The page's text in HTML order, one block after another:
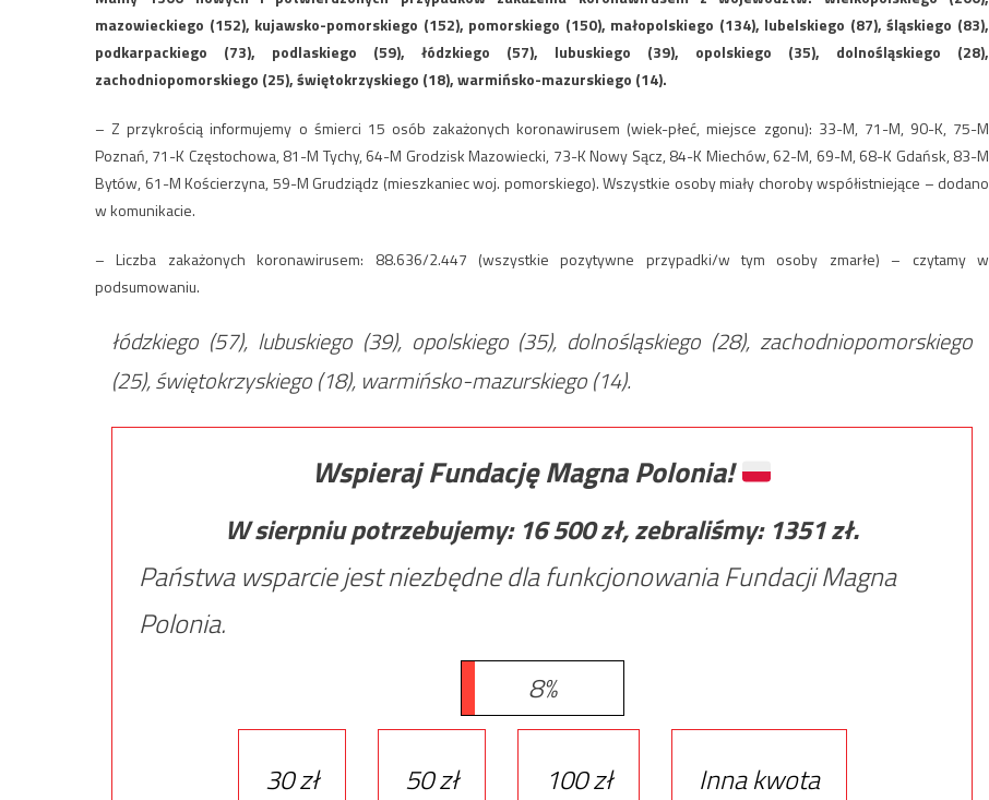
mazowieckiego (152), kujawsko-pomorskiego (152), pomorskiego (150), małopolskiego (134), lubelskiego (87), śląskiego (83),
podkarpackiego (73), podlaskiego (59), łódzkiego (57), lubuskiego (39), opolskiego (35), dolnośląskiego (28),
zachodniopomorskiego (25), świętokrzyskiego (18), warmińsko-mazurskiego (14).
– Z przykrością informujemy o śmierci 15 osób zakażonych koronawirusem (wiek-płeć, miejsce zgonu): 33-M, 71-M, 90-K, 75-M
Poznań, 71-K Częstochowa, 81-M Tychy, 64-M Grodzisk Mazowiecki, 73-K Nowy Sącz, 84-K Miechów, 62-M, 69-M, 68-K Gdańsk, 83-M
Bytów, 61-M Kościerzyna, 59-M Grudziądz (mieszkaniec woj. pomorskiego). Wszystkie osoby miały choroby współistniejące – dodano
w komunikacie.
– Liczba zakażonych koronawirusem: 88.636/2.447 (wszystkie pozytywne przypadki/w tym osoby zmarłe) – czytamy w
podsumowaniu.
łódzkiego (57), lubuskiego (39), opolskiego (35), dolnośląskiego (28), zachodniopomorskiego
(25), świętokrzyskiego (18), warmińsko-mazurskiego (14).
Wspieraj Fundację Magna Polonia!
W sierpniu potrzebujemy: 16 500zł, zebraliśmy: 1351zł.
Państwa wsparcie jest niezbędne dla funkcjonowania Fundacji Magna
Polonia.
8%
30 zł 50 zł 100 zł
Inna kwota